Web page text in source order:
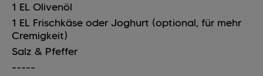
1 EL Olivenöl
1 EL Frischkäse oder Joghurt (optional, für mehr
Cremigkeit)
Salz & Pfeffer
-----